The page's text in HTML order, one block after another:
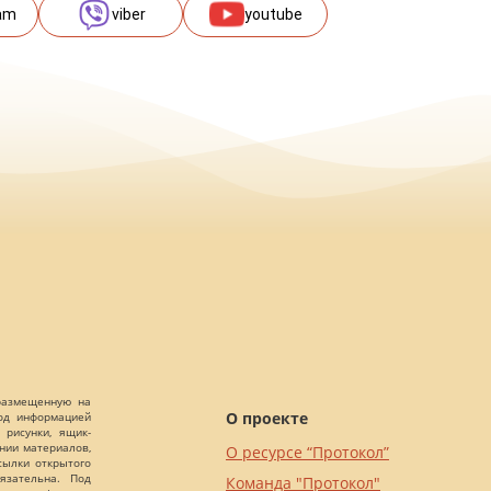
viber youtube
на
информацией
рисунки, ящик-
материалов,
открытого
Под
О проекте
О ресурсе “Протокол”
Команда "Протокол"